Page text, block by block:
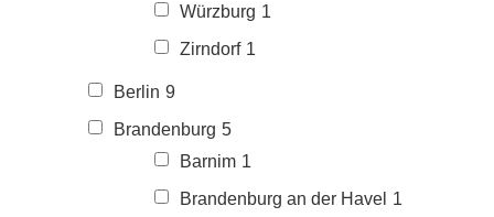
Würzburg 1
Zirndorf 1
Berlin 9
Brandenburg 5
Barnim 1
Brandenburg an der Havel 1